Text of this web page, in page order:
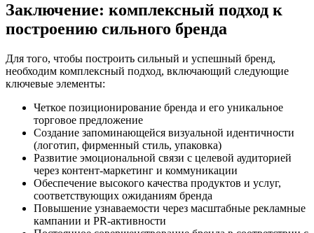
Заключение: комплексный подход к
построению сильного бренда
Для того, чтобы построить сильный и успешный бренд,
необходим комплексный подход, включающий следующие
ключевые элементы:
Четкое позиционирование бренда и его уникальное
торговое предложение
Создание запоминающейся визуальной идентичности
(логотип, фирменный стиль, упаковка)
Развитие эмоциональной связи с целевой аудиторией
через контент-маркетинг и коммуникации
Обеспечение высокого качества продуктов и услуг,
соответствующих ожиданиям бренда
Повышение узнаваемости через масштабные рекламные
кампании и PR-активности